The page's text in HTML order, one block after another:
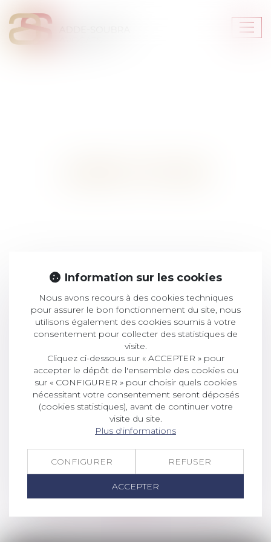
Légifrance
Infogreffe
BODACC
HERAULT JURIDIQUE ET ECONOMIQUE
Information sur les cookies
Nous avons recours à des cookies techniques
pour assurer le bon fonctionnement du site, nous
utilisons également des cookies soumis à votre
consentement pour collecter des statistiques de
visite.
Cliquez ci-dessous sur « ACCEPTER » pour
accepter le dépôt de l'ensemble des cookies ou
sur « CONFIGURER » pour choisir quels cookies
nécessitant votre consentement seront déposés
(cookies statistiques), avant de continuer votre
visite du site.
Plus d'informations
CONFIGURER REFUSER
ACCEPTER